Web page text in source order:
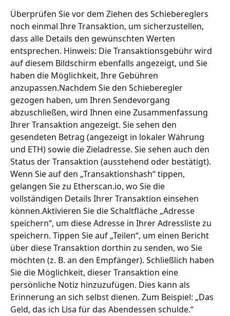
Überprüfen Sie vor dem Ziehen des Schiebereglers
noch einmal Ihre Transaktion, um sicherzustellen,
dass alle Details den gewünschten Werten
entsprechen. Hinweis: Die Transaktionsgebühr wird
auf diesem Bildschirm ebenfalls angezeigt, und Sie
haben die Möglichkeit, Ihre Gebühren
anzupassen.Nachdem Sie den Schieberegler
gezogen haben, um Ihren Sendevorgang
abzuschließen, wird Ihnen eine Zusammenfassung
Ihrer Transaktion angezeigt. Sie sehen den
gesendeten Betrag (angezeigt in lokaler Währung
und ETH) sowie die Zieladresse. Sie sehen auch den
Status der Transaktion (ausstehend oder bestätigt).
Wenn Sie auf den „Transaktionshash“ tippen,
gelangen Sie zu Etherscan.io, wo Sie die
vollständigen Details Ihrer Transaktion einsehen
können.Aktivieren Sie die Schaltfläche „Adresse
speichern“, um diese Adresse in Ihrer Adressliste zu
speichern. Tippen Sie auf „Teilen“, um einen Bericht
über diese Transaktion dorthin zu senden, wo Sie
möchten (z. B. an den Empfänger). Schließlich haben
Sie die Möglichkeit, dieser Transaktion eine
persönliche Notiz hinzuzufügen. Dies kann als
Erinnerung an sich selbst dienen. Zum Beispiel: „Das
Geld, das ich Lisa für das Abendessen schulde.“